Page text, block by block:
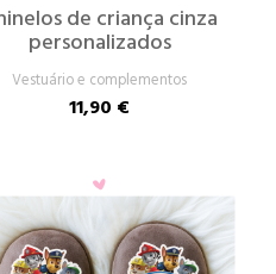
de criança cinza
personalizados
Vestuário e complementos
11,90 €